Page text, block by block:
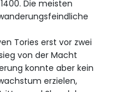
Die meisten
Tories erst vor zwei
von der Macht
konnte aber kein
erzielen,